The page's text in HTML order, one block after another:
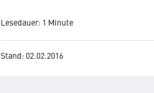
Lesedauer: 1 Minute
Stand: 02.02.2016